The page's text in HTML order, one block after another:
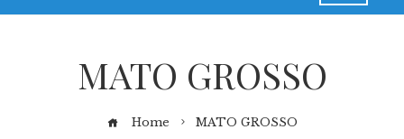
MATO GROSSO
Home MATO GROSSO